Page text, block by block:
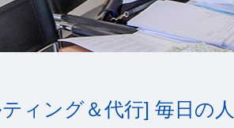
ィング＆代行] 毎日の